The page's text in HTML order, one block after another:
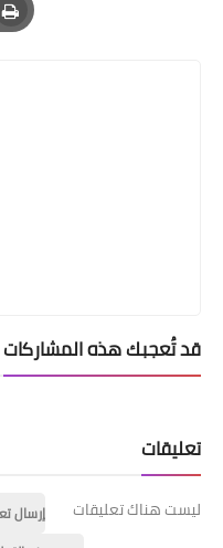
قد تُعجبك هذه المشاركات
تعليقات
ليست هناك تعليقات
إرسال